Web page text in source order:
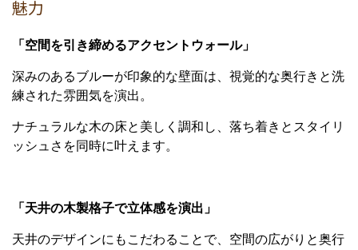
魅力
「空間を引き締めるアクセントウォール」
深みのあるブルーが印象的な壁面は、視覚的な奥行きと洗
練された雰囲気を演出。
ナチュラルな木の床と美しく調和し、落ち着きとスタイリ
ッシュさを同時に叶えます。
「天井の木製格子で立体感を演出」
天井のデザインにもこだわることで、空間の広がりと奥行